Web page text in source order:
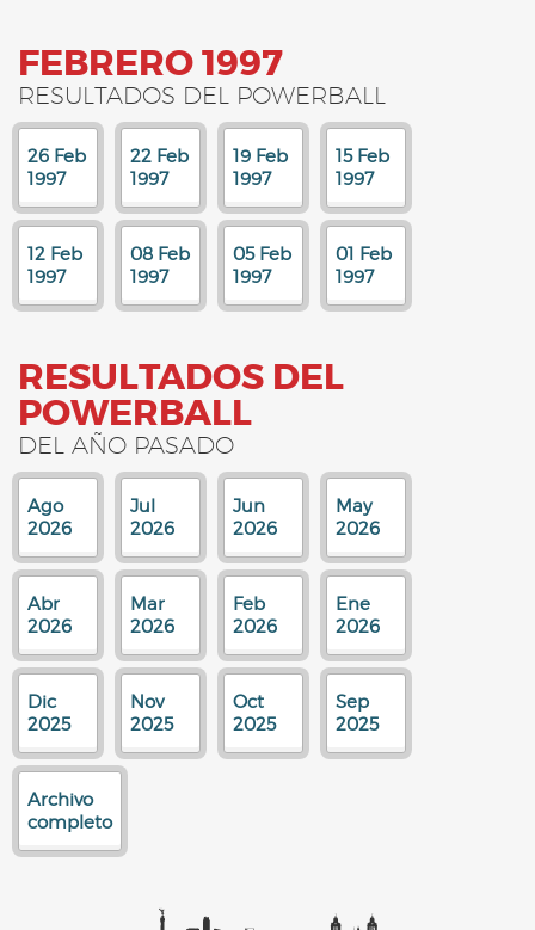
FEBRERO 1997
RESULTADOS DEL POWERBALL
26 Feb
1997
22 Feb
1997
19 Feb
1997
15 Feb
1997
12 Feb
1997
08 Feb
1997
05 Feb
1997
01 Feb
1997
RESULTADOS DEL
POWERBALL
DEL AÑO PASADO
Ago
2026
Jul
2026
Jun
2026
May
2026
Abr
2026
Mar
2026
Feb
2026
Ene
2026
Dic
2025
Nov
2025
Oct
2025
Sep
2025
Archivo
completo